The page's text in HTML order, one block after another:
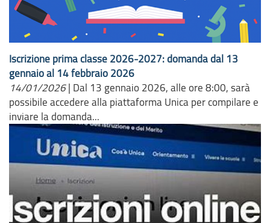
Iscrizione prima classe 2026-2027: domanda dal 13
gennaio al 14 febbraio 2026
14/01/2026 | Dal 13 gennaio 2026, alle ore 8:00, sarà
possibile accedere alla piattaforma Unica per compilare e
inviare la domanda...